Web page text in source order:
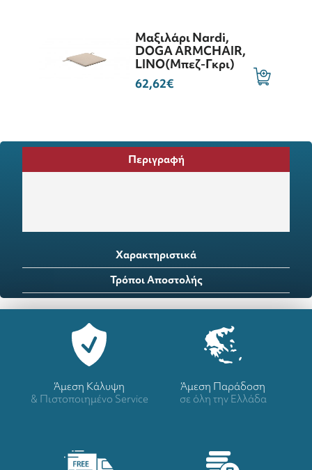
Μαξιλάρι Nardi,
DOGA ARMCHAIR,
LINO(Μπεζ-Γκρι)
62,62€
Περιγραφή
Χαρακτηριστικά
Τρόποι Αποστολής
Άμεση Κάλυψη
& Πιστοποιημένο Service
Άμεση Παράδοση
σε όλη την Ελλάδα